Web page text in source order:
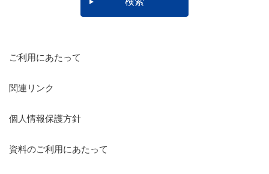
ご利用にあたって
関連リンク
個人情報保護方針
資料のご利用にあたって